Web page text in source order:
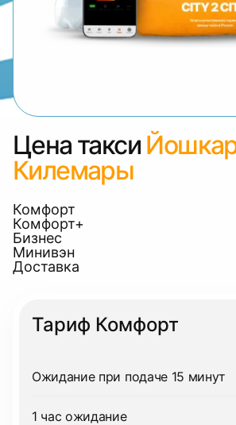
Цена такси
Килемары
Комфорт
Комфорт+
Бизнес
Минивэн
Доставка
Тариф Комфорт
Ожидание при подаче 15 минут
1 час ожидание